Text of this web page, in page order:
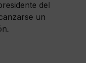
del
un